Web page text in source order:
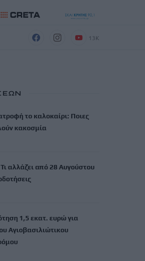
13K
το καλοκαίρι: Ποιες
κακοσμία
αλλάζει από 28 Αυγούστου
1,5 εκατ. ευρώ για
Αγιοβασιλιώτικου